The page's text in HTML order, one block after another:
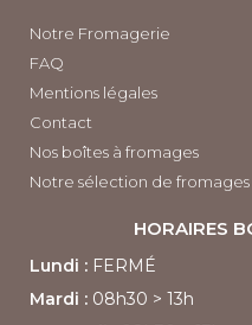
Notre Fromagerie
FAQ
Mentions légales
Contact
Nos boîtes à fromages
Notre sélection de fromages
HORAIRES
Lundi : FERMÉ
Mardi : 08h30 > 13h